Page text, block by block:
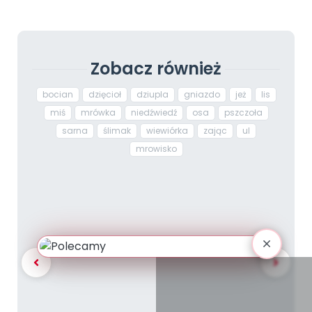
Zobacz również
bocian dzięcioł dziupla gniazdo jeż
lis
miś
mrówka niedźwiedź osa
pszczoła
sarna
ślimak wiewiórka zając
ul
mrowisko